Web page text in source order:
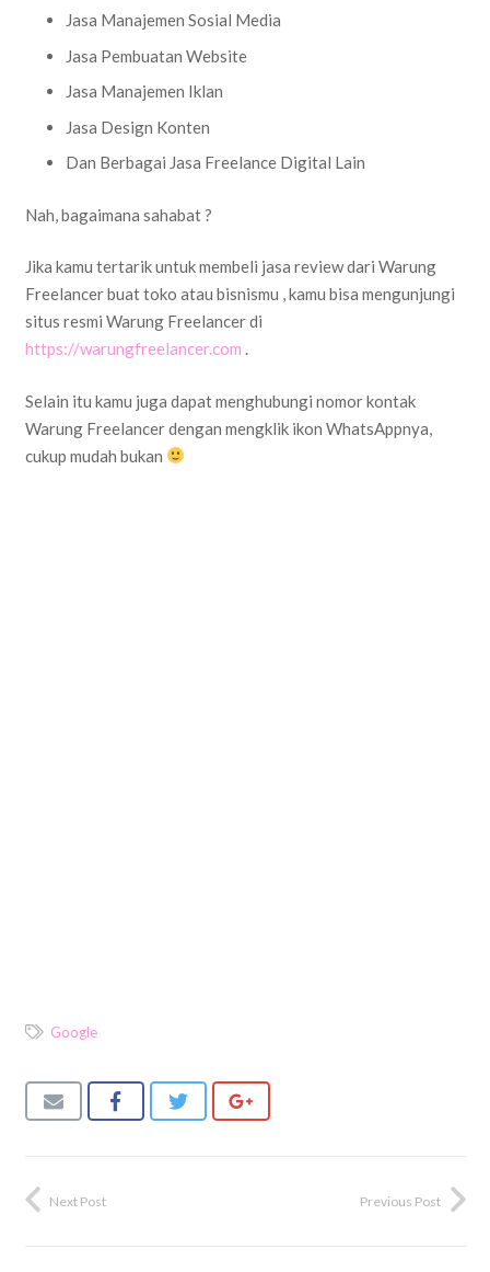
Jasa Manajemen Sosial Media
Jasa Pembuatan Website
Jasa Manajemen Iklan
Jasa Design Konten
Dan Berbagai Jasa Freelance Digital Lain
Nah, bagaimana sahabat ?
Jika kamu tertarik untuk membeli jasa review dari Warung
Freelancer buat toko atau bisnismu , kamu bisa mengunjungi
situs resmi Warung Freelancer di
https://warungfreelancer.com .
Selain itu kamu juga dapat menghubungi nomor kontak
Warung Freelancer dengan mengklik ikon WhatsAppnya,
cukup mudah bukan
Google
Previous Post
Next Post